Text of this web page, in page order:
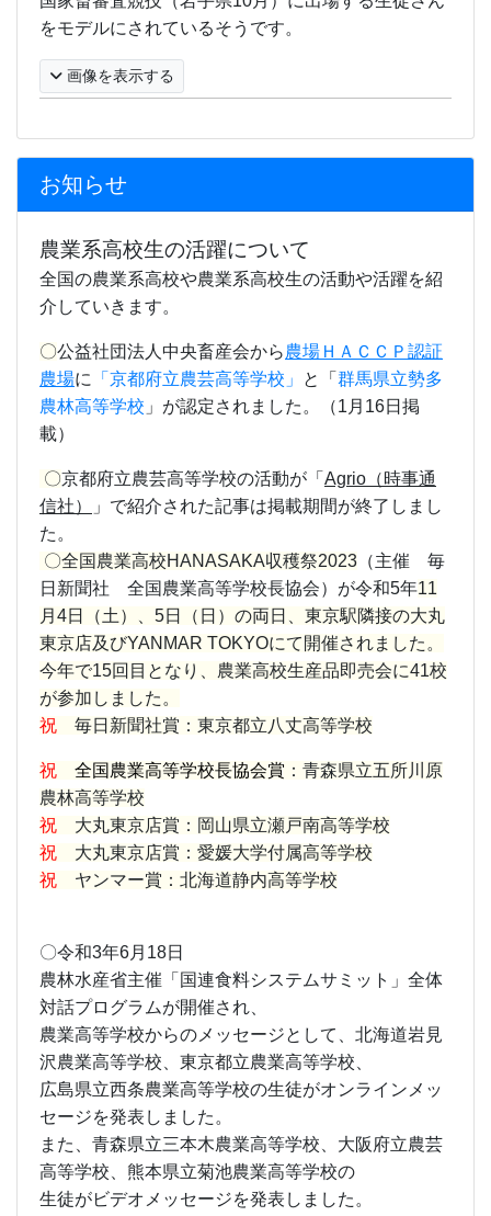
をモデルにされているそうです。
画像を表示する
お知らせ
農業系高校生の活躍について
全国の農業系高校や農業系高校生の活動や活躍を紹
介していきます。
〇公益社団法人中央畜産会から農場ＨＡＣＣＰ認証
農場に 「京都府立農芸高等学校」 と「 群馬県立勢多
農林高等学校 」が認定されました。（1月16日掲
載）
〇京都府立農芸高等学校の活動が 「 Agrio（時事通
信社）
」 で紹介された記事は掲載期間が終了しまし
た。
〇全国農業高校HANASAKA収穫祭2023 （主催 毎
日新聞社 全国農業高等学校長協会）が令和5年11
月4日（土）、5日（日）の両日、東京駅隣接の大丸
東京店及びYANMAR TOKYOにて開催されました。
今年で15回目となり、農業高校生産品即売会に41校
が参加しました。
祝 毎日新聞社賞：東京都立八丈高等学校
祝 全国農業高等学校長協会賞 ：青森県立五所川原
農林高等学校
祝 大丸東京店賞：岡山県立瀬戸南高等学校
祝 大丸東京店賞：愛媛大学付属高等学校
祝 ヤンマー賞：北海道静内高等学校
〇令和3年6月18日
農林水産省主催「国連食料システムサミット」全体
対話プログラムが開催され、
農業高等学校からのメッセージとして、北海道岩見
沢農業高等学校、東京都立農業高等学校、
広島県立西条農業高等学校の生徒がオンラインメッ
セージを発表しました。
また、青森県立三本木農業高等学校、大阪府立農芸
高等学校、熊本県立菊池農業高等学校の
生徒がビデオメッセージを発表しました。